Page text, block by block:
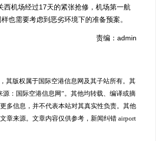
机场经过17天的紧张抢修，机场第一航
也需要考虑到恶劣环境下的准备预案。
责编：admin
版权属于国际空港信息网及其子站所有。其
：国际空港信息网”。其他均转载、编译或摘
多信息，并不代表本站对其真实性负责。其他
章来源。文章内容仅供参考，新闻纠错 airport